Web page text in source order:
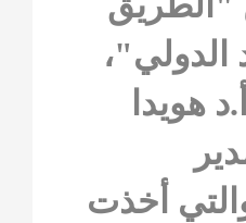
الدولي"،
هويدا
أخذت